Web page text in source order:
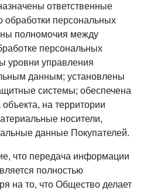
ответственные
обработки персональных
полномочия между
персональных
уровни управления
данным; установлены
системы; обеспечена
на территории
носители,
данные Покупателей.
что передача информации
полностью
на то, что Общество делает